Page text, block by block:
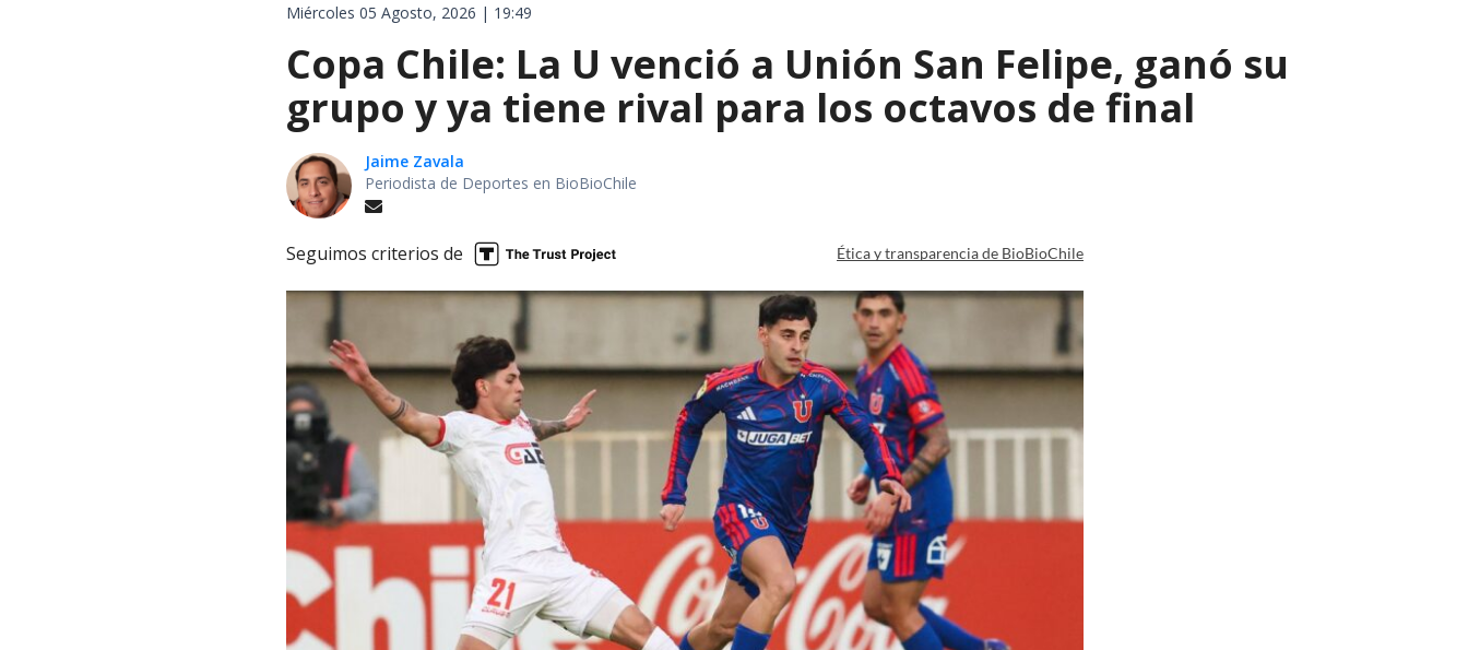
Miércoles 05 Agosto, 2026 | 19:49
Copa Chile: La U venció a Unión San Felipe, ganó su
grupo y ya tiene rival para los octavos de final
Jaime Zavala
Periodista de Deportes en BioBioChile
Seguimos criterios de Ética y transparencia de BioBioChile